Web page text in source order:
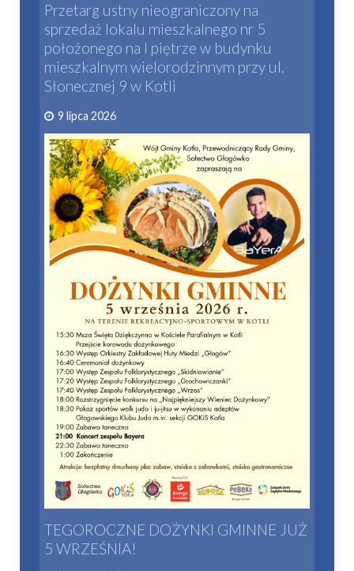
Przetarg ustny nieograniczony na
sprzedaż lokalu mieszkalnego nr 5
położonego na I piętrze w budynku
mieszkalnym wielorodzinnym przy ul.
Słonecznej 9 w Kotli
9 lipca 2026
TEGOROCZNE DOŻYNKI GMINNE JUŻ
5 WRZEŚNIA!